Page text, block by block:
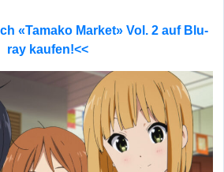
«Tamako Market» Vol. 2 auf Blu-
ray kaufen!<<